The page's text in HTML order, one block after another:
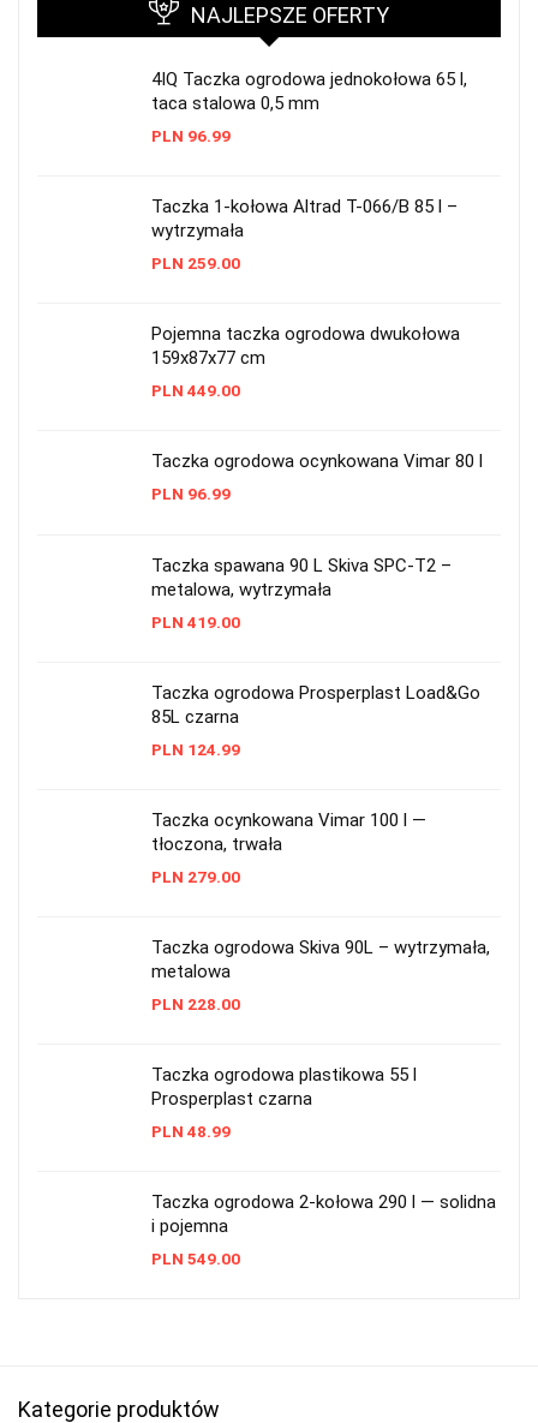
NAJLEPSZE OFERTY
4IQ Taczka ogrodowa jednokołowa 65 l,
taca stalowa 0,5 mm
PLN 96.99
Taczka 1-kołowa Altrad T-066/B 85 l –
wytrzymała
PLN 259.00
Pojemna taczka ogrodowa dwukołowa
159x87x77 cm
PLN 449.00
Taczka ogrodowa ocynkowana Vimar 80 l
PLN 96.99
Taczka spawana 90 L Skiva SPC-T2 –
metalowa, wytrzymała
PLN 419.00
Taczka ogrodowa Prosperplast Load&Go
85L czarna
PLN 124.99
Taczka ocynkowana Vimar 100 l —
tłoczona, trwała
PLN 279.00
Taczka ogrodowa Skiva 90L – wytrzymała,
metalowa
PLN 228.00
Taczka ogrodowa plastikowa 55 l
Prosperplast czarna
PLN 48.99
Taczka ogrodowa 2-kołowa 290 l — solidna
i pojemna
PLN 549.00
Kategorie produktów